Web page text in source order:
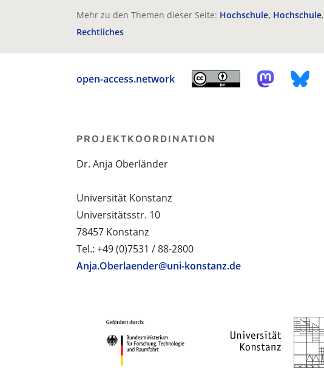
Mehr zu den Themen dieser Seite: Hochschule Hochschule
Rechtliches
open-access.network
PROJEKTKOORDINATION
Dr. Anja Oberländer
Universität Konstanz
Universitätsstr. 10
78457 Konstanz
Tel.: +49 (0)7531 / 88-2800
Anja.Oberlaender@uni-konstanz.de